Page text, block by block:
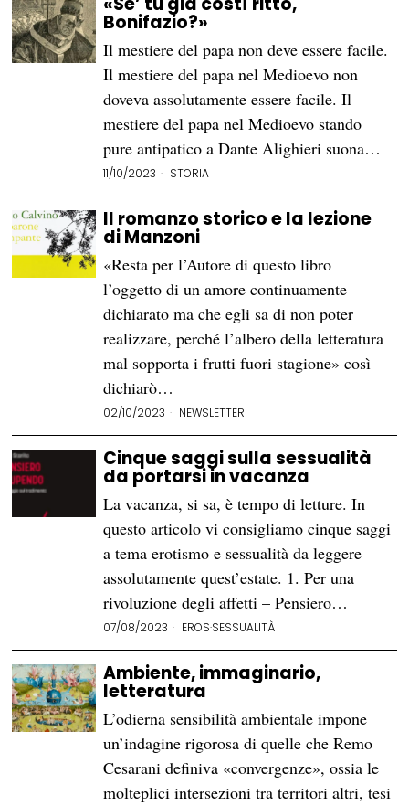
Bonifazio?»
Il mestiere del papa non deve essere facile.
Il mestiere del papa nel Medioevo non
doveva assolutamente essere facile. Il
mestiere del papa nel Medioevo stando
pure antipatico a Dante Alighieri suona…
11/10/2023 STORIA
Il romanzo storico e la lezione
di Manzoni
«Resta per l’Autore di questo libro
l’oggetto di un amore continuamente
dichiarato ma che egli sa di non poter
realizzare, perché l’albero della letteratura
mal sopporta i frutti fuori stagione» così
dichiarò…
02/10/2023 NEWSLETTER
Cinque saggi sulla sessualità
da portarsi in vacanza
La vacanza, si sa, è tempo di letture. In
questo articolo vi consigliamo cinque saggi
a tema erotismo e sessualità da leggere
assolutamente quest’estate. 1. Per una
rivoluzione degli affetti – Pensiero…
07/08/2023 EROS·SESSUALITÀ
Ambiente, immaginario,
letteratura
L’odierna sensibilità ambientale impone
un’indagine rigorosa di quelle che Remo
Cesarani definiva «convergenze», ossia le
molteplici intersezioni tra territori altri, tesi